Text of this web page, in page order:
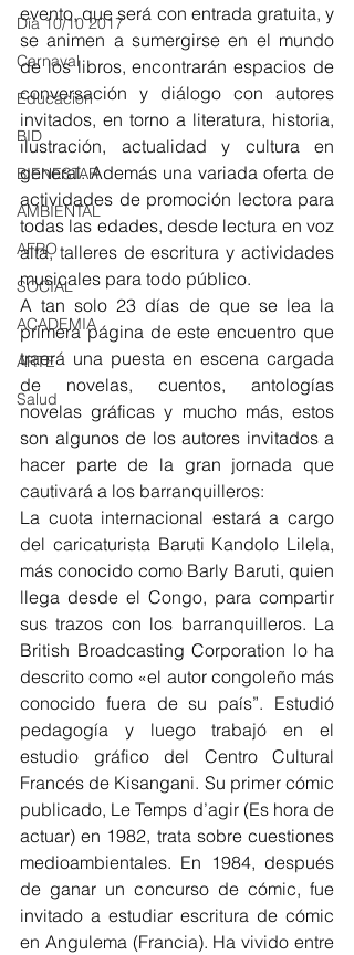
Día 10/10 2017
Carnaval
Educación
BID
BIENESTAR
AMBIENTAL
AFRO
SOCIAL
ACADEMIA
ARTE
Salud
evento, que será con entrada gratuita, y
se animen a sumergirse en el mundo
de los libros, encontrarán espacios de
conversación y diálogo con autores
invitados, en torno a literatura, historia,
ilustración, actualidad y cultura en
general. Además una variada oferta de
actividades de promoción lectora para
todas las edades, desde lectura en voz
alta, talleres de escritura y actividades
musicales para todo público.
A tan solo 23 días de que se lea la
primera página de este encuentro que
traerá una puesta en escena cargada
de novelas, cuentos, antologías
novelas gráficas y mucho más, estos
son algunos de los autores invitados a
hacer parte de la gran jornada que
cautivará a los barranquilleros:
La cuota internacional estará a cargo
del caricaturista Baruti Kandolo Lilela,
más conocido como Barly Baruti, quien
llega desde el Congo, para compartir
sus trazos con los barranquilleros. La
British Broadcasting Corporation lo ha
descrito como «el autor congoleño más
conocido fuera de su país”. Estudió
pedagogía y luego trabajó en el
estudio gráfico del Centro Cultural
Francés de Kisangani. Su primer cómic
publicado, Le Temps d’agir (Es hora de
actuar) en 1982, trata sobre cuestiones
medioambientales. En 1984, después
de ganar un concurso de cómic, fue
invitado a estudiar escritura de cómic
en Angulema (Francia). Ha vivido entre